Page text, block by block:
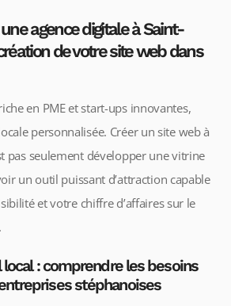
agence digitale à Saint-
de votre site web dans
en PME et start-ups innovantes,
personnalisée. Créer un site web à
pas seulement développer une vitrine
un outil puissant d’attraction capable
et votre chiffre d’affaires sur le
: comprendre les besoins
stéphanoises